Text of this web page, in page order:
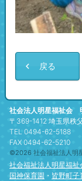
戻る
社会法人明星福祉会
〒369-1412 埼玉県秩
TEL 0494-62-5188
FAX 0494-62-5210
©2026 社会福祉法人明
社会福祉法人明星福祉
国神保育園 ・ 皆野町子